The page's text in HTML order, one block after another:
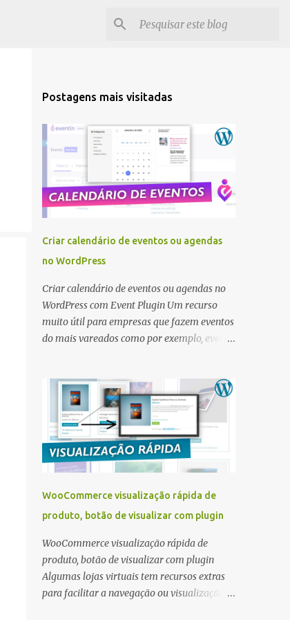
Postagens mais visitadas
Criar calendário de eventos ou agendas
no WordPress
Criar calendário de eventos ou agendas no
WordPress com Event Plugin Um recurso
muito útil para empresas que fazem eventos
do mais vareados como por exemplo, evento
site um sistema para criar calendário de
eventos. Existem muito tipos de sistemas em
WordPress para criar a área de divulgação
de eventos e um plugin muito simples de
configurar e completo é o Event Plugin
criado por Themewinter . Event Plugin
plugin para calendário de eventos ou
agendas Melhor plugin grátis para exibir
eventos e agendas no site feito em
WordPress. O plugin eventin ajuda a criar e
gerenciar eventos do seu site WordPress,
compatível com Elementor e Tema DIVI ,
mas se quiser pode utilizar o gerador de
WooCommerce visualização rápida de
produto, botão de visualizar com plugin
WooCommerce visualização rápida de
produto, botão de visualizar com plugin
Algumas lojas virtuais tem recursos extras
para facilitar a navegação ou visualização